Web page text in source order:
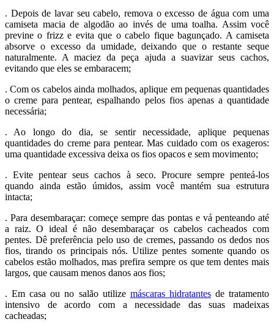
. Depois de lavar seu cabelo, remova o excesso de água com uma
camiseta macia de algodão ao invés de uma toalha. Assim você
previne o frizz e evita que o cabelo fique bagunçado. A camiseta
absorve o excesso da umidade, deixando que o restante seque
naturalmente. A maciez da peça ajuda a suavizar seus cachos,
evitando que eles se embaracem;
. Com os cabelos ainda molhados, aplique em pequenas quantidades
o creme para pentear, espalhando pelos fios apenas a quantidade
necessária;
. Ao longo do dia, se sentir necessidade, aplique pequenas
quantidades do creme para pentear. Mas cuidado com os exageros:
uma quantidade excessiva deixa os fios opacos e sem movimento;
. Evite pentear seus cachos à seco. Procure sempre penteá-los
quando ainda estão úmidos, assim você mantém sua estrutura
intacta;
. Para desembaraçar: começe sempre das pontas e vá penteando até
a raiz. O ideal é não desembaraçar os cabelos cacheados com
pentes. Dê preferência pelo uso de cremes, passando os dedos nos
fios, tirando os principais nós. Utilize pentes somente quando os
cabelos estão molhados, mas prefira sempre os que tem dentes mais
largos, que causam menos danos aos fios;
. Em casa ou no salão utilize máscaras hidratantesde tratamento
intensivo de acordo com a necessidade das suas madeixas
cacheadas;